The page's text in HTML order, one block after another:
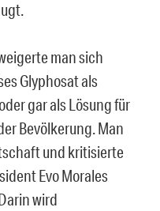
man sich
Glyphosat als
gar als Lösung für
Bevölkerung. Man
und kritisierte
Evo Morales
wird